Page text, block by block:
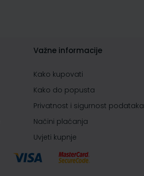
Važne informacije
Kako kupovati
Kako do popusta
Privatnost i sigurnost podataka
Načini plaćanja
Uvjeti kupnje